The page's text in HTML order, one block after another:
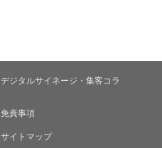
デジタルサイネージ・集客コラ
免責事項
サイトマップ